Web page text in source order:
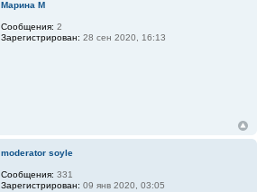
Марина М
Сообщения: 2
Зарегистрирован: 28 сен 2020, 16:13
moderator soyle
Сообщения: 331
Зарегистрирован: 09 янв 2020, 03:05